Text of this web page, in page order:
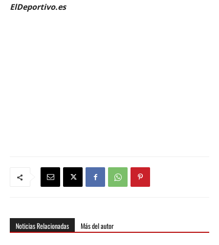
ElDeportivo.es
Noticias Relacionadas Más del autor